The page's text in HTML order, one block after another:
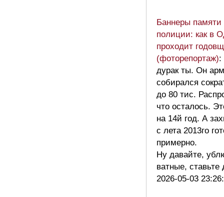
Баннеры памяти
полиции: как в
проходит
(фоторепортаж):
дурак ты. Он
собирался
до 80 тис.
что осталось.
на 14й год. А
с лета 2013го
примерно.
Ну давайте,
ватные,
2026-05-03